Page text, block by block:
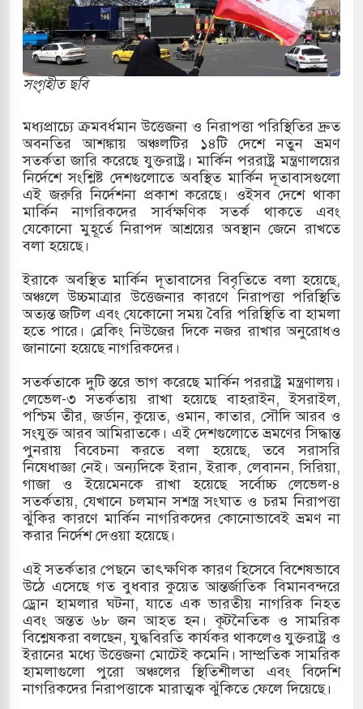
থাকুক বা না থাকুক, ইরানে একক সামরিক পদক্ষেপের
জুমার বয়ান ও নামাজ পড়াবেন দেওবন্দের
ছাড়লেন জনপ্রিয় ভারতীয় সাংবাদিক ময়ূখ রঞ্জন
অ্যারেস্ট আবেদন, বরগুনার এসআইয়ের বিরুদ্ধে
জাদুঘর নতুন বাংলাদেশের পথচলার কেন্দ্র হবে: ড.
বিভিন্ন খাতে সৌদির বিনিয়োগের আহবান প্রধানমন্ত্রীর
হামলায় ছাত্রদল ও ছাত্রলীগের আচরণ ইসরায়েলের
পথে ইসরায়েলীরা,হাতছাড়ার ঝুঁকিতে জরুরি
পাহাড়ি ঢলে ফুঁসে উঠেছে তিস্তা
সংগৃহীত ছবি
মধ্যপ্রাচ্যে ক্রমবর্ধমান উত্তেজনা ও নিরাপত্তা পরিস্থিতির দ্রুত
অবনতির আশঙ্কায় অঞ্চলটির ১৪টি দেশে নতুন ভ্রমণ
সতর্কতা জারি করেছে যুক্তরাষ্ট্র। মার্কিন পররাষ্ট্র মন্ত্রণালয়ের
নির্দেশে সংশ্লিষ্ট দেশগুলোতে অবস্থিত মার্কিন দূতাবাসগুলো
এই জরুরি নির্দেশনা প্রকাশ করেছে। ওইসব দেশে থাকা
মার্কিন নাগরিকদের সার্বক্ষণিক সতর্ক থাকতে এবং
যেকোনো মুহূর্তে নিরাপদ আশ্রয়ের অবস্থান জেনে রাখতে
বলা হয়েছে।
ইরাকে অবস্থিত মার্কিন দূতাবাসের বিবৃতিতে বলা হয়েছে,
অঞ্চলে উচ্চমাত্রার উত্তেজনার কারণে নিরাপত্তা পরিস্থিতি
অত্যন্ত জটিল এবং যেকোনো সময় বৈরি পরিস্থিতি বা হামলা
হতে পারে। ব্রেকিং নিউজের দিকে নজর রাখার অনুরোধও
জানানো হয়েছে নাগরিকদের।
সতর্কতাকে দুটি স্তরে ভাগ করেছে মার্কিন পররাষ্ট্র মন্ত্রণালয়।
লেভেল-৩ সতর্কতায় রাখা হয়েছে বাহরাইন, ইসরাইল,
পশ্চিম তীর, জর্ডান, কুয়েত, ওমান, কাতার, সৌদি আরব ও
সংযুক্ত আরব আমিরাতকে। এই দেশগুলোতে ভ্রমণের সিদ্ধান্ত
পুনরায় বিবেচনা করতে বলা হয়েছে, তবে সরাসরি
নিষেধাজ্ঞা নেই। অন্যদিকে ইরান, ইরাক, লেবানন, সিরিয়া,
গাজা ও ইয়েমেনকে রাখা হয়েছে সর্বোচ্চ লেভেল-৪
সতর্কতায়, যেখানে চলমান সশস্ত্র সংঘাত ও চরম নিরাপত্তা
ঝুঁকির কারণে মার্কিন নাগরিকদের কোনোভাবেই ভ্রমণ না
করার নির্দেশ দেওয়া হয়েছে।
এই সতর্কতার পেছনে তাৎক্ষণিক কারণ হিসেবে বিশেষভাবে
উঠে এসেছে গত বুধবার কুয়েত আন্তর্জাতিক বিমানবন্দরে
ড্রোন হামলার ঘটনা, যাতে এক ভারতীয় নাগরিক নিহত
এবং অন্তত ৬৮ জন আহত হন। কূটনৈতিক ও সামরিক
বিশ্লেষকরা বলছেন, যুদ্ধবিরতি কার্যকর থাকলেও যুক্তরাষ্ট্র ও
ইরানের মধ্যে উত্তেজনা মোটেই কমেনি। সাম্প্রতিক সামরিক
হামলাগুলো পুরো অঞ্চলের স্থিতিশীলতা এবং বিদেশি
নাগরিকদের নিরাপত্তাকে মারাত্মক ঝুঁকিতে ফেলে দিয়েছে।